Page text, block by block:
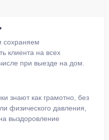
сохраняем
клиента на всех
при выезде на дом.
знают как грамотно, без
физического давления,
выздоровление